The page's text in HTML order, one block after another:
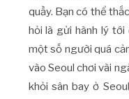
quầy. Bạn có thể
hỏi là gửi hành lý
một số người quá
vào Seoul chơi vài
khỏi sân bay ở